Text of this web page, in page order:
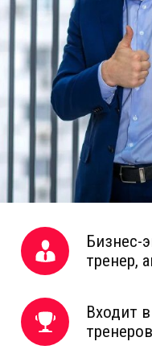
Бизнес-
тренер,
Входит